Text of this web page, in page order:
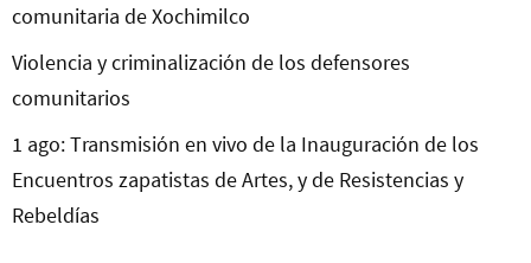
comunitaria de Xochimilco
Violencia y criminalización de los defensores
comunitarios
1 ago: Transmisión en vivo de la Inauguración de los
Encuentros zapatistas de Artes, y de Resistencias y
Rebeldías